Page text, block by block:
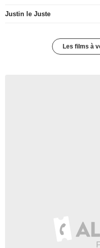
Justin le Juste
Les films à